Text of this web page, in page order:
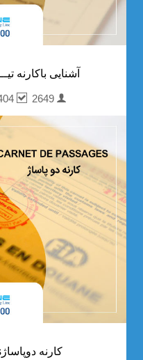
آشنایی باکارنه
yashar jam
2649
کارنه دوپاساژCarnet de Passages